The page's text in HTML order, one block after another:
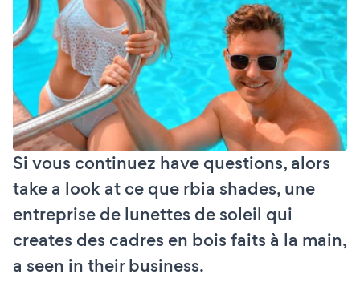
Si vous continuez have questions, alors
take a look at ce que rbia shades, une
entreprise de lunettes de soleil qui
creates des cadres en bois faits à la main,
a seen in their business.